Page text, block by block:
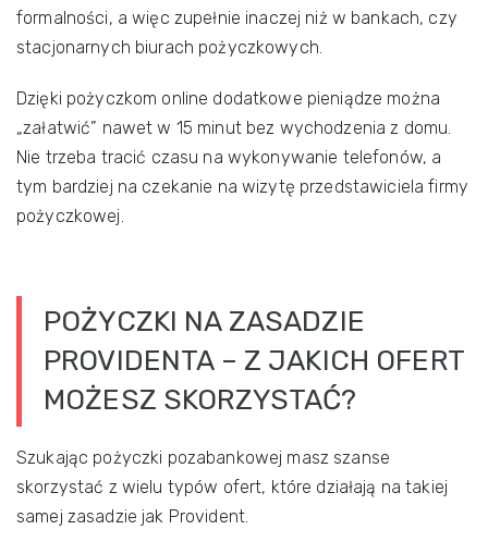
formalności, a więc zupełnie inaczej niż w bankach, czy
stacjonarnych biurach pożyczkowych.
Dzięki pożyczkom online dodatkowe pieniądze można
„załatwić” nawet w 15 minut bez wychodzenia z domu.
Nie trzeba tracić czasu na wykonywanie telefonów, a
tym bardziej na czekanie na wizytę przedstawiciela firmy
pożyczkowej.
POŻYCZKI NA ZASADZIE
PROVIDENTA – Z JAKICH OFERT
MOŻESZ SKORZYSTAĆ?
Szukając pożyczki pozabankowej masz szanse
skorzystać z wielu typów ofert, które działają na takiej
samej zasadzie jak Provident.